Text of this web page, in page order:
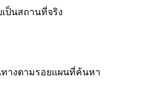
ป็นสถานที่จริง
ทางตามรอยแผนที่ค้นหา